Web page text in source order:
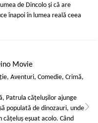
de Dincolo și că are
înapoi în lumea reală ceea
Movie
Aventuri, Comedie, Crimă,
Patrula cățelușilor ajunge
populată de dinozauri, unde
cățeluș eșuat acolo. Când